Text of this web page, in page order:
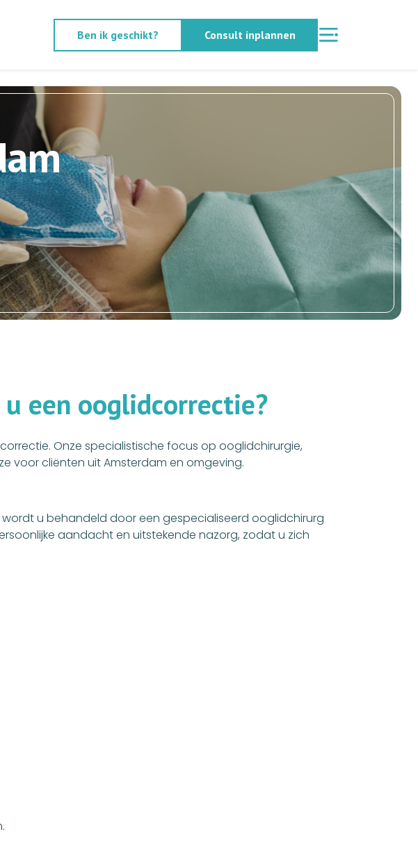
Ben ik geschikt? Consult inplannen
am
u een ooglidcorrectie?
Onze specialistische focus op ooglidchirurgie,
voor cliënten uit Amsterdam en omgeving.
u behandeld door een gespecialiseerd ooglidchirurg
aandacht en uitstekende nazorg, zodat u zich